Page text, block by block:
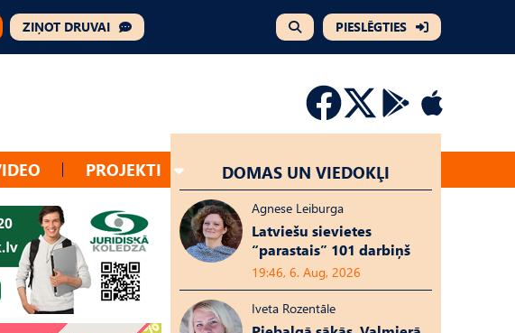
ZIŅOT DRUVAI PIESLĒGTIES
PROJEKTI DOMAS UN VIEDOKĻI
Agnese Leiburga
Latviešu sievietes
“parastais” 101 darbiņš
19:46, 6. Aug, 2026
Iveta Rozentāle